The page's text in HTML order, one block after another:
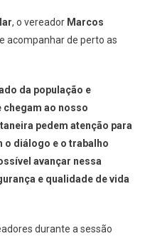
, o vereador Marcos
acompanhar de perto as
da população e
ao nosso
pedem atenção para
o diálogo e o trabalho
avançar nessa
e qualidade de vida
durante a sessão